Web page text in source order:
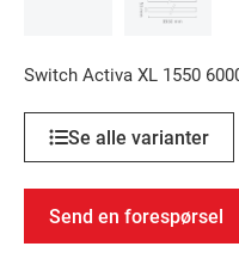
Switch Activa XL 1550
Se alle varianter
Send en forespørsel